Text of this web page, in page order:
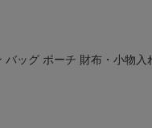
バッグ ポーチ 財布・小物入